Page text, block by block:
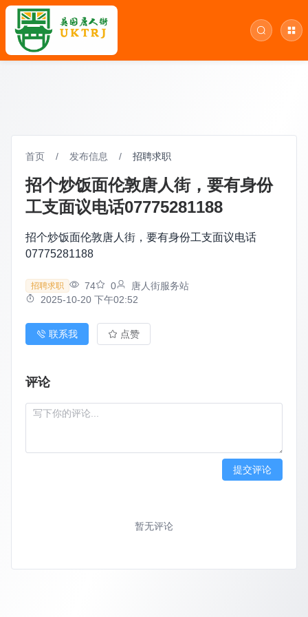
首页 / 发布信息 / 招聘求职
招个炒饭面伦敦唐人街，要有身份
工支面议电话07775281188
招个炒饭面伦敦唐人街，要有身份工支面议电话
07775281188
招聘求职 74 0
唐人街服务站
2025-10-20 下午02:52
联系我 点赞
评论
提交评论
暂无评论